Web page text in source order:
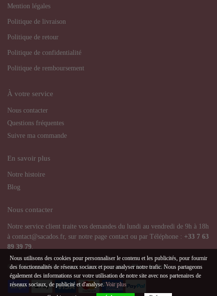
Mention légales
Politique de livraison
Politique de retour
Politique de confidentialité
Politique de remboursement
À votre service
Nous contacter
Questions fréquentes
Suivre ma commande
En savoir plus
Notre histoire
Blog
Nous contacter
Notre service client traite vos demandes du lundi au vendredi de 9h à 18h
à contact@sacados.fr, sur notre page contact ou par Téléphone : +33 7 63
89 39 79
© 2025 sacados.fr | Service client Français |Plan de site
Nous utilisons des cookies pour personnaliser le contenu et les publicités, pour fournir
des fonctionnalités de réseaux sociaux et pour analyser notre trafic. Nous partageons
également des informations sur votre utilisation de notre site avec nos partenaires de
réseaux sociaux, de publicité et d'analyse.Voir plus